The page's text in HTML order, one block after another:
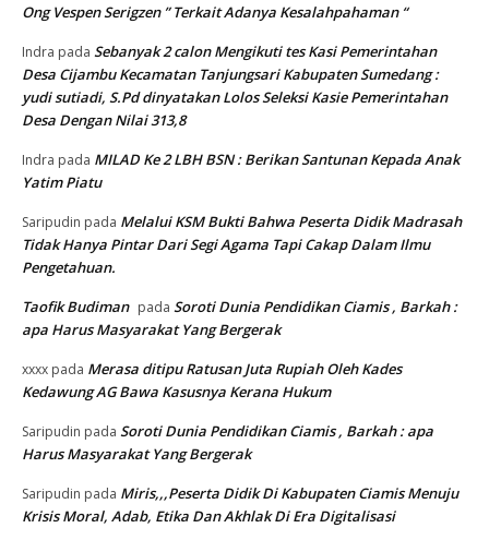
Ong Vespen Serigzen ” Terkait Adanya Kesalahpahaman “
Indra pada Sebanyak 2 calon Mengikuti tes Kasi Pemerintahan
Desa Cijambu Kecamatan Tanjungsari Kabupaten Sumedang :
yudi sutiadi, S.Pd dinyatakan Lolos Seleksi Kasie Pemerintahan
Desa Dengan Nilai 313,8
Indra pada MILAD Ke 2 LBH BSN : Berikan Santunan Kepada Anak
Yatim Piatu
Saripudin pada Melalui KSM Bukti Bahwa Peserta Didik Madrasah
Tidak Hanya Pintar Dari Segi Agama Tapi Cakap Dalam Ilmu
Pengetahuan.
Taofik Budiman pada Soroti Dunia Pendidikan Ciamis , Barkah :
apa Harus Masyarakat Yang Bergerak
xxxx pada Merasa ditipu Ratusan Juta Rupiah Oleh Kades
Kedawung AG Bawa Kasusnya Kerana Hukum
Saripudin pada Soroti Dunia Pendidikan Ciamis , Barkah : apa
Harus Masyarakat Yang Bergerak
Saripudin pada Miris,,,Peserta Didik Di Kabupaten Ciamis Menuju
Krisis Moral, Adab, Etika Dan Akhlak Di Era Digitalisasi